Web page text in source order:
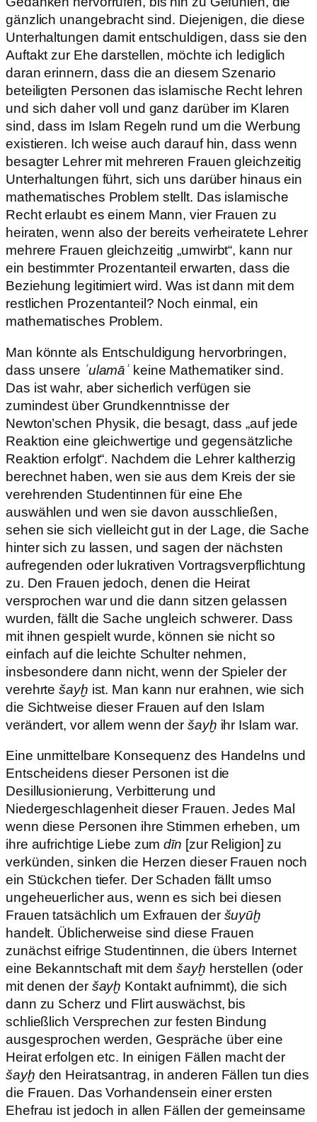
gänzlich unangebracht sind. Diejenigen, die diese
Unterhaltungen damit entschuldigen, dass sie den
Auftakt zur Ehe darstellen, möchte ich lediglich
daran erinnern, dass die an diesem Szenario
beteiligten Personen das islamische Recht lehren
und sich daher voll und ganz darüber im Klaren
sind, dass im Islam Regeln rund um die Werbung
existieren. Ich weise auch darauf hin, dass wenn
besagter Lehrer mit mehreren Frauen gleichzeitig
Unterhaltungen führt, sich uns darüber hinaus ein
mathematisches Problem stellt. Das islamische
Recht erlaubt es einem Mann, vier Frauen zu
heiraten, wenn also der bereits verheiratete Lehrer
mehrere Frauen gleichzeitig „umwirbt“, kann nur
ein bestimmter Prozentanteil erwarten, dass die
Beziehung legitimiert wird. Was ist dann mit dem
restlichen Prozentanteil? Noch einmal, ein
mathematisches Problem.
Man könnte als Entschuldigung hervorbringen,
dass unsere ʿulamāʾ keine Mathematiker sind.
Das ist wahr, aber sicherlich verfügen sie
zumindest über Grundkenntnisse der
Newton’schen Physik, die besagt, dass „auf jede
Reaktion eine gleichwertige und gegensätzliche
Reaktion erfolgt“. Nachdem die Lehrer kaltherzig
berechnet haben, wen sie aus dem Kreis der sie
verehrenden Studentinnen für eine Ehe
auswählen und wen sie davon ausschließen,
sehen sie sich vielleicht gut in der Lage, die Sache
hinter sich zu lassen, und sagen der nächsten
aufregenden oder lukrativen Vortragsverpflichtung
zu. Den Frauen jedoch, denen die Heirat
versprochen war und die dann sitzen gelassen
wurden, fällt die Sache ungleich schwerer. Dass
mit ihnen gespielt wurde, können sie nicht so
einfach auf die leichte Schulter nehmen,
insbesondere dann nicht, wenn der Spieler der
verehrtešayḫ ist. Man kann nur erahnen, wie sich
die Sichtweise dieser Frauen auf den Islam
verändert, vor allem wenn der šayḫ ihr Islam war.
Eine unmittelbare Konsequenz des Handelns und
Entscheidens dieser Personen ist die
Desillusionierung, Verbitterung und
Niedergeschlagenheit dieser Frauen. Jedes Mal
wenn diese Personen ihre Stimmen erheben, um
ihre aufrichtige Liebe zumdīn [zur Religion] zu
verkünden, sinken die Herzen dieser Frauen noch
ein Stückchen tiefer. Der Schaden fällt umso
ungeheuerlicher aus, wenn es sich bei diesen
Frauen tatsächlich um Exfrauen der šuyūḫ
handelt. Üblicherweise sind diese Frauen
zunächst eifrige Studentinnen, die übers Internet
eine Bekanntschaft mit demšayḫ herstellen (oder
mit denen der šayḫ Kontakt aufnimmt), die sich
dann zu Scherz und Flirt auswächst, bis
schließlich Versprechen zur festen Bindung
ausgesprochen werden, Gespräche über eine
Heirat erfolgen etc. In einigen Fällen macht der
šayḫ den Heiratsantrag, in anderen Fällen tun dies
die Frauen. Das Vorhandensein einer ersten
Ehefrau ist jedoch in allen Fällen der gemeinsame